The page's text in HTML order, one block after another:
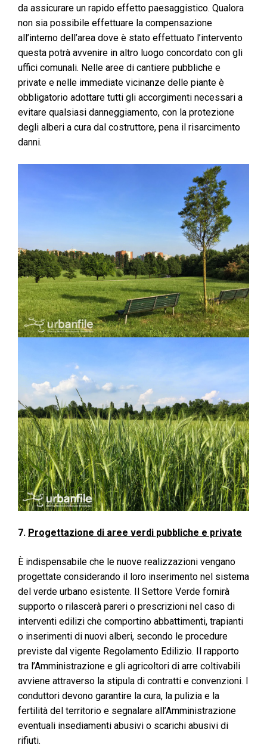
da assicurare un rapido effetto paesaggistico. Qualora
non sia possibile effettuare la compensazione
all’interno dell’area dove è stato effettuato l’intervento
questa potrà avvenire in altro luogo concordato con gli
uffici comunali. Nelle aree di cantiere pubbliche e
private e nelle immediate vicinanze delle piante è
obbligatorio adottare tutti gli accorgimenti necessari a
evitare qualsiasi danneggiamento, con la protezione
degli alberi a cura dal costruttore, pena il risarcimento
danni.
7. Progettazione di aree verdi pubbliche e private
È indispensabile che le nuove realizzazioni vengano
progettate considerando il loro inserimento nel sistema
del verde urbano esistente. Il Settore Verde fornirà
supporto o rilascerà pareri o prescrizioni nel caso di
interventi edilizi che comportino abbattimenti, trapianti
o inserimenti di nuovi alberi, secondo le procedure
previste dal vigente Regolamento Edilizio. Il rapporto
tra l’Amministrazione e gli agricoltori di arre coltivabili
avviene attraverso la stipula di contratti e convenzioni. I
conduttori devono garantire la cura, la pulizia e la
fertilità del territorio e segnalare all’Amministrazione
eventuali insediamenti abusivi o scarichi abusivi di
rifiuti.